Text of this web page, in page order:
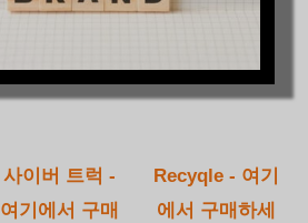
사이버 트럭 -
여기에서 구매
Recyqle - 여기
에서 구매하세